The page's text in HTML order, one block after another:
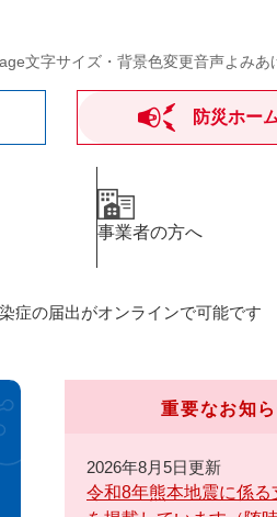
文字サイズ・背景色変更音声よみあ
防災ホー
事業者の方へ
症の届出がオンラインで可能です
重要なお知
2026年8月5日更新
令和8年熊本地震に係る